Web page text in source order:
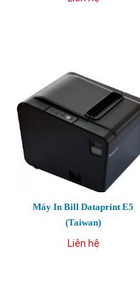
Máy In Bill Dataprint E5
(Taiwan)
Liên hệ